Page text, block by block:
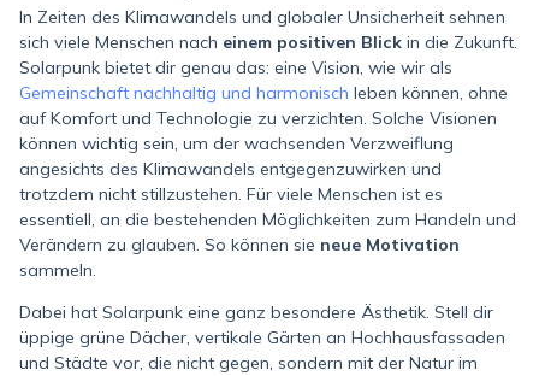
In Zeiten des Klimawandels und globaler Unsicherheit sehnen
sich viele Menschen nach einem positiven Blick in die Zukunft.
Solarpunk bietet dir genau das: eine Vision, wie wir als
Gemeinschaft nachhaltig und harmonisch leben können, ohne
auf Komfort und Technologie zu verzichten. Solche Visionen
können wichtig sein, um der wachsenden Verzweiflung
angesichts des Klimawandels entgegenzuwirken und
trotzdem nicht stillzustehen. Für viele Menschen ist es
essentiell, an die bestehenden Möglichkeiten zum Handeln und
Verändern zu glauben. So können sie neue Motivation
sammeln.
Dabei hat Solarpunk eine ganz besondere Ästhetik. Stell dir
üppige grüne Dächer, vertikale Gärten an Hochhausfassaden
und Städte vor, die nicht gegen, sondern mit der Natur im